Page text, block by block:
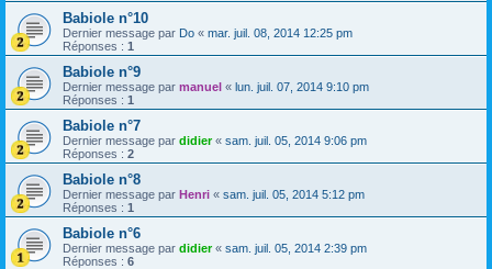
Babiole n°10
Dernier message par Do « mar. juil. 08, 2014 12:25 pm
Réponses : 1
Babiole n°9
Dernier message par manuel « lun. juil. 07, 2014 9:10 pm
Réponses : 1
Babiole n°7
Dernier message par didier« sam. juil. 05, 2014 9:06 pm
Réponses : 2
Babiole n°8
Dernier message par Henri « sam. juil. 05, 2014 5:12 pm
Réponses : 1
Babiole n°6
Dernier message par didier« sam. juil. 05, 2014 2:39 pm
Réponses : 6